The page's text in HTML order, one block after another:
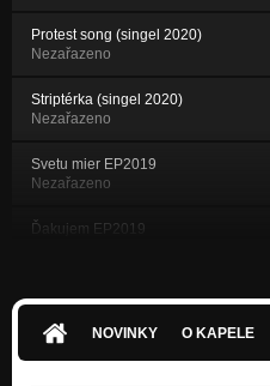
Protest song (singel 2020)
Nezařazeno
Striptérka (singel 2020)
Nezařazeno
Svetu mier EP2019
Nezařazeno
Ďakujem EP2019
Železní anjeli EP2019
NOVINKY O KAPELE